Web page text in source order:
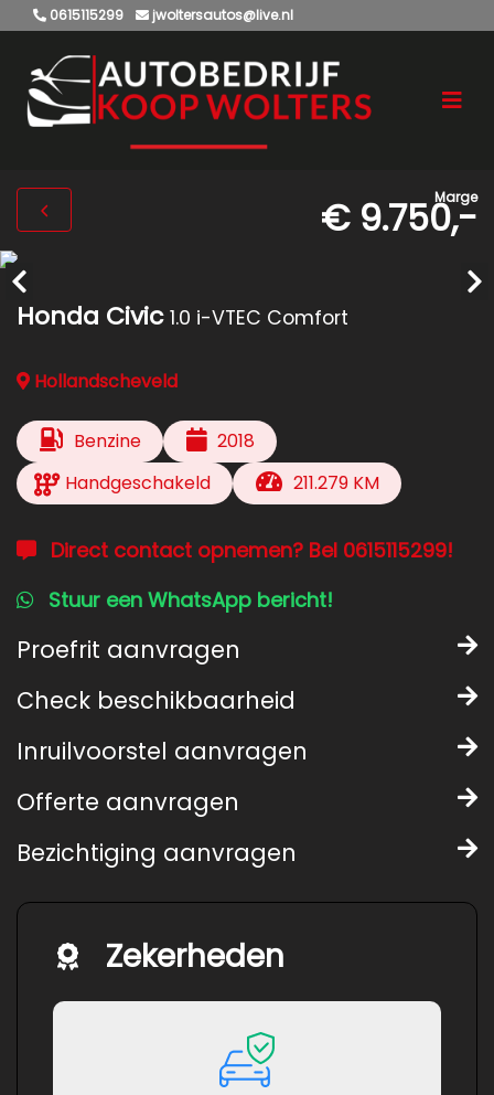
0615115299 jwoltersautos@live.nl
Marge
€ 9.750,-
Honda Civic 1.0 i-VTEC Comfort
Hollandscheveld
Benzine
2018
Handgeschakeld
211.279 KM
Direct contact opnemen? Bel 0615115299!
Stuur een WhatsApp bericht!
Proefrit aanvragen
Check beschikbaarheid
Inruilvoorstel aanvragen
Offerte aanvragen
Bezichtiging aanvragen
Zekerheden